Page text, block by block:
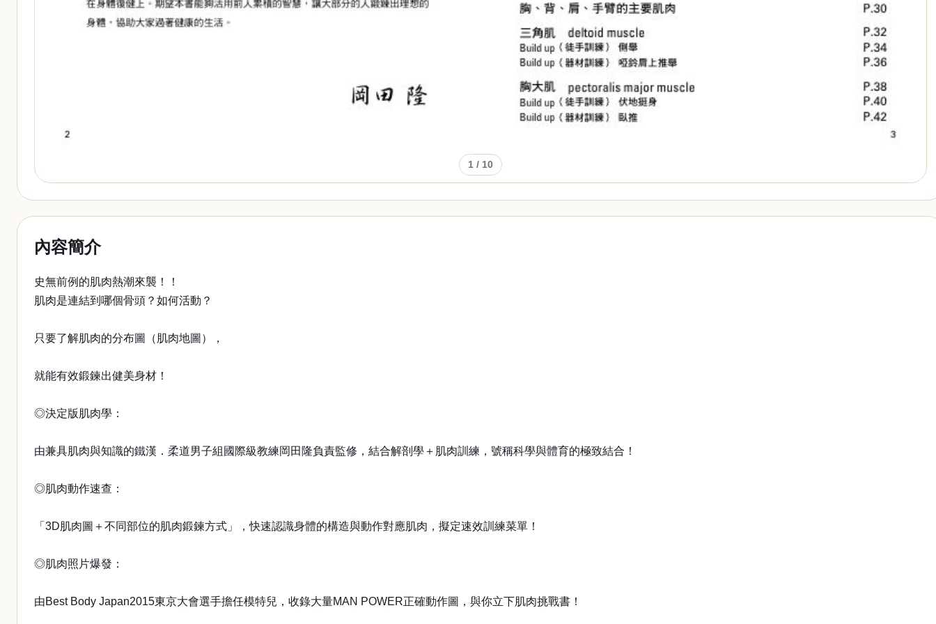
1 / 10
內容簡介
史無前例的肌肉熱潮來襲！！
肌肉是連結到哪個骨頭？如何活動？
只要了解肌肉的分布圖（肌肉地圖），
就能有效鍛鍊出健美身材！
◎決定版肌肉學：
由兼具肌肉與知識的鐵漢．柔道男子組國際級教練岡田隆負責監修，結合解剖學＋肌肉訓練，號稱科學與體育的極致結合！
◎肌肉動作速查：
「3D肌肉圖＋不同部位的肌肉鍛鍊方式」，快速認識身體的構造與動作對應肌肉，擬定速效訓練菜單！
◎肌肉照片爆發：
由Best Body Japan2015東京大會選手擔任模特兒，收錄大量MAN POWER正確動作圖，與你立下肌肉挑戰書！